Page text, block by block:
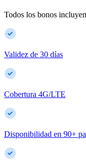
Todos los bonos
Validez de 30 días
Cobertura 4G/LTE
Disponibilidad en 90+